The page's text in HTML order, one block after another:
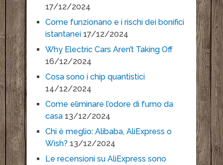
17/12/2024
Come funzionano e i rischi dei bonifici
istantanei 17/12/2024
Why Electric Cars Aren’t Taking Off
16/12/2024
Cosa sono i chip quantistici
14/12/2024
Come eliminare l’odore di fumo da
casa 13/12/2024
Chi è meglio: Alibaba, AliExpress o
Wish? 13/12/2024
Le recensioni su AliExpress sono